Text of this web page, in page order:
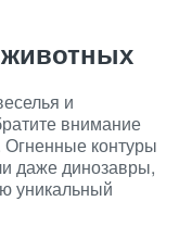
и
внимание
контуры
даже динозавры,
уникальный